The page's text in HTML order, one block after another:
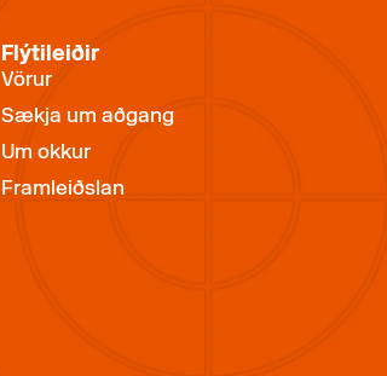
Flýtileiðir
Vörur
Sækja um aðgang
Um okkur
Framleiðslan